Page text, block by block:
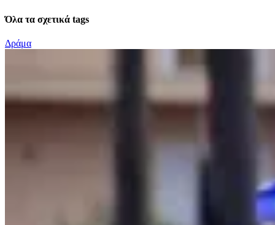
Όλα τα σχετικά tags
Δράμα